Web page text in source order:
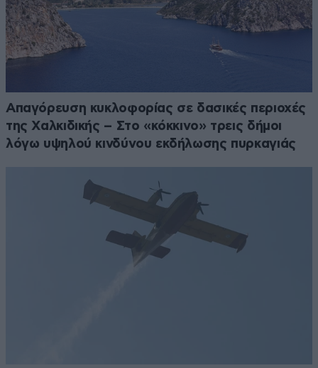
Απαγόρευση κυκλοφορίας σε δασικές περιοχές
της Χαλκιδικής – Στο «κόκκινο» τρεις δήμοι
λόγω υψηλού κινδύνου εκδήλωσης πυρκαγιάς